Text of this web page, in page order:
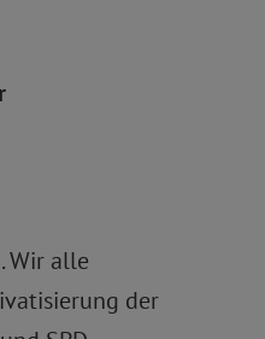
Wir alle
der